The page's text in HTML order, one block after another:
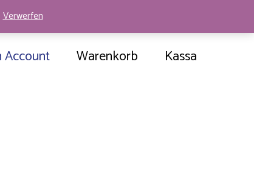
Verwerfen
Account Warenkorb Kassa